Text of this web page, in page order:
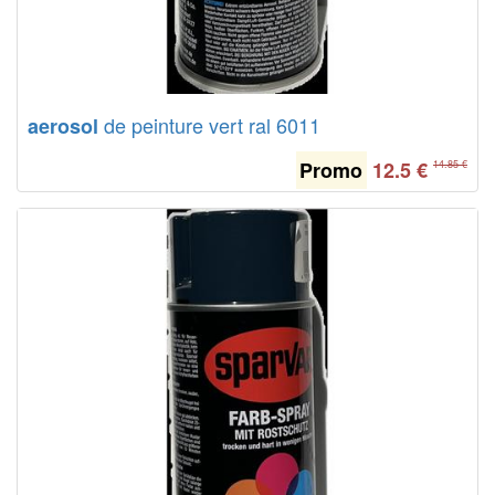
aerosol de peinture vert ral 6011
Promo 12.5€ 14.85 €